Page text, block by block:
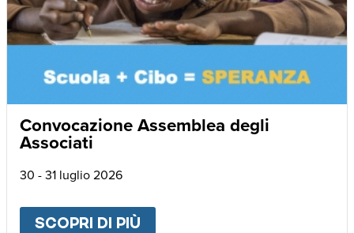
Convocazione Assemblea degli
Associati
30 - 31 luglio 2026
SCOPRI DI PIÙ